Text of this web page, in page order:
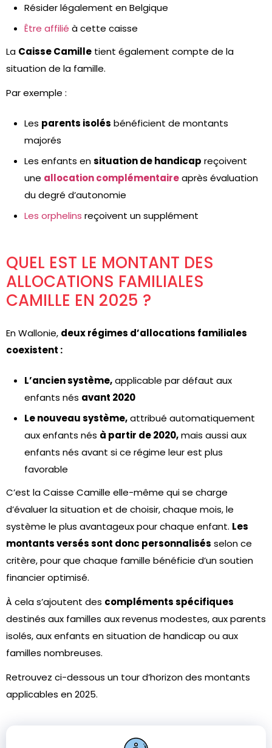
Résider légalement en Belgique
Être affilié à cette caisse
La Caisse Camille tient également compte de la
situation de la famille.
Par exemple :
Les parents isolés bénéficient de montants
majorés
Les enfants ensituation de handicap reçoivent
une allocation complémentaireaprès évaluation
du degré d’autonomie
Les orphelins reçoivent un supplément
QUEL EST LE MONTANT DES
ALLOCATIONS FAMILIALES
CAMILLE EN 2025 ?
En Wallonie, deux régimes d’allocations familiales
coexistent :
L’ancien système,applicable par défaut aux
enfants nés avant 2020
Le nouveau système,attribué automatiquement
aux enfants nés à partir de 2020,mais aussi aux
enfants nés avant si ce régime leur est plus
favorable
C’est la Caisse Camille elle-même qui se charge
d’évaluer la situation et de choisir, chaque mois, le
système le plus avantageux pour chaque enfant. Les
montants versés sont donc personnalisés selon ce
critère, pour que chaque famille bénéficie d’un soutien
financier optimisé.
À cela s’ajoutent des compléments spécifiques
destinés aux familles aux revenus modestes, aux parents
isolés, aux enfants en situation de handicap ou aux
familles nombreuses.
Retrouvez ci-dessous un tour d’horizon des montants
applicables en 2025.